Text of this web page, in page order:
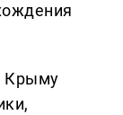
Крыму